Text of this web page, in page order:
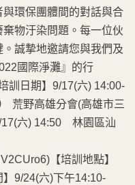
環保團體間的對話與合
物汙染問題。每一位伙
誠摯地邀請您與我們及
國際淨灘』的行
訓日期】9/17(六) 14:00-
荒野高雄分會(高雄市三
) 14:50 林園區汕
【培訓地點】
9/24(六)下午14:10-